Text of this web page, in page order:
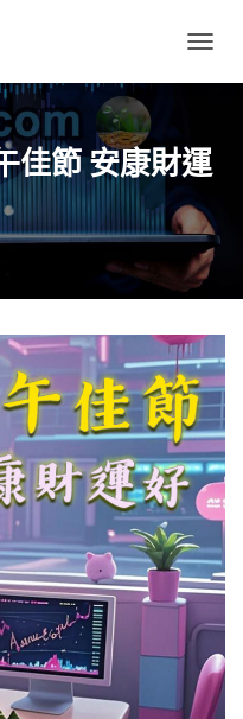
O
L
E
A
V
I
G
O
N
佳節 安康財運